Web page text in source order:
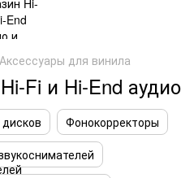
Аксессуары для винила
Fi и Hi-End аудио
Фонокорректоры